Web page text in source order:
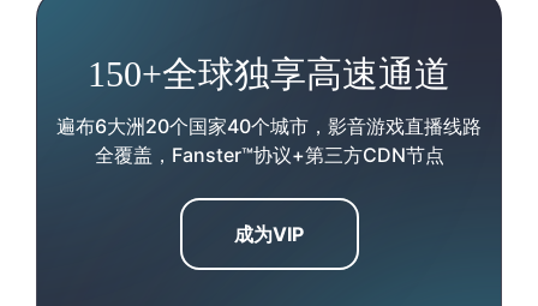
150+全球独享高速通道
遍布6大洲20个国家40个城市，影音游戏直播线路
全覆盖，Fanster™协议+第三方CDN节点
成为VIP